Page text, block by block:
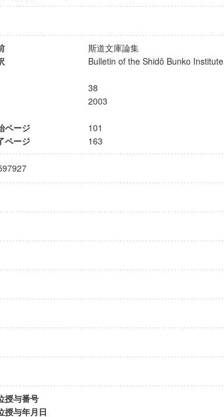
斯道文庫論集
Bulletin of the Shidô Bunko
38
2003
ページ
101
ページ
163
授与番号
授与年月日